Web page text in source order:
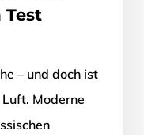
Test
– und doch ist
Moderne